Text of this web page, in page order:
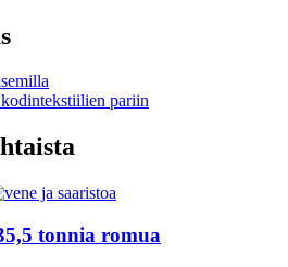
pariin
tonnia romua